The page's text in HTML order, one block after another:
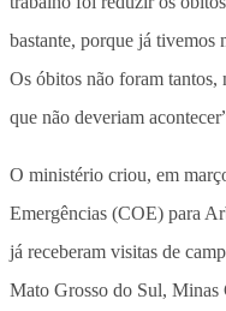
bastante, porque já tivemos
Os óbitos não foram tantos,
que não deveriam
O ministério criou, em
Emergências (COE) para
já receberam visitas de
Mato Grosso do Sul, Minas